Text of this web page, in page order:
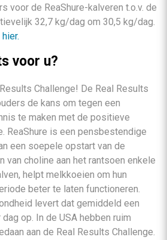
voor de ReaShure-kalveren t.o.v. de
32,7 kg/dag om 30,5 kg/dag.
voor u?
Challenge! De Real Results
de kans om tegen een
te maken met de positieve
ReaShure is een pensbestendige
een soepele opstart van de
van choline aan het rantsoen enkele
helpt melkkoeien om hun
beter te laten functioneren.
levert dat gemiddeld een
op. In de USA hebben ruim
aan de Real Results Challenge.